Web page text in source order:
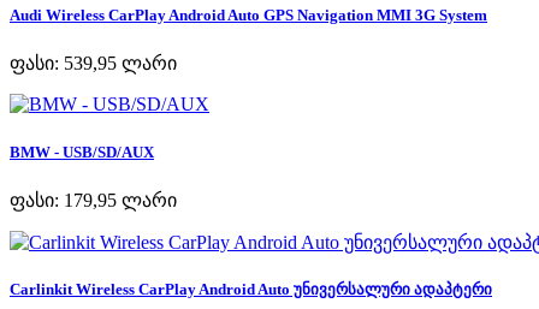
Audi Wireless CarPlay Android Auto GPS Navigation MMI 3G System
ფასი: 539,95 ლარი
BMW - USB/SD/AUX
ფასი: 179,95 ლარი
Carlinkit Wireless CarPlay Android Auto უნივერსალური ადაპტერი